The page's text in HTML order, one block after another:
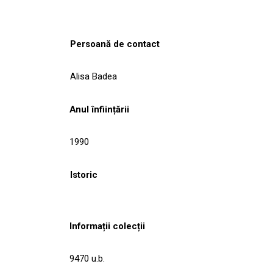
Persoană de contact
Alisa Badea
Anul înființării
1990
Istoric
Informații colecții
9470 u.b.